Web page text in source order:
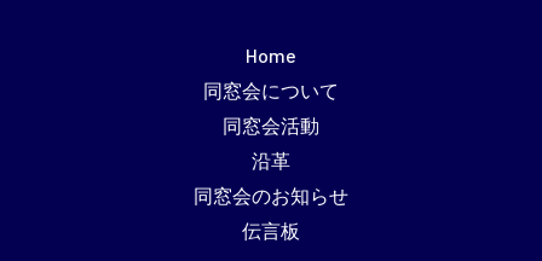
Home
同窓会について
同窓会活動
沿革
同窓会のお知らせ
伝言板